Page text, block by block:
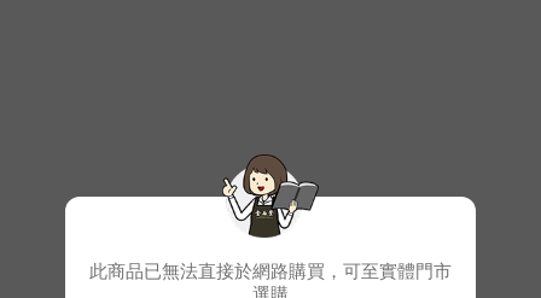
此商品已無法直接於網路購買，可至實體門市
選購